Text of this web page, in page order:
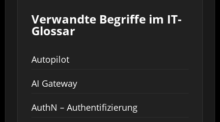
Verwandte Begriffe im IT-
Glossar
Autopilot
AI Gateway
AuthN – Authentifizierung